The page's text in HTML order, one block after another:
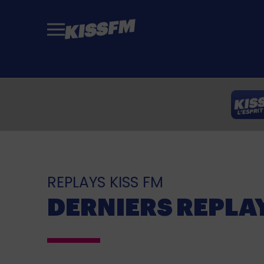
Passer au contenu principal
REPLAYS KISS FM
DERNIERS